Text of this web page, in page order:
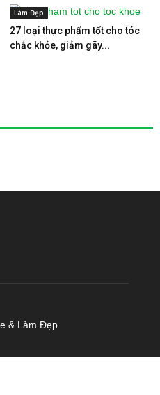
Làm Đẹp
27 loại thực phẩm tốt cho tóc
chắc khỏe, giảm gãy...